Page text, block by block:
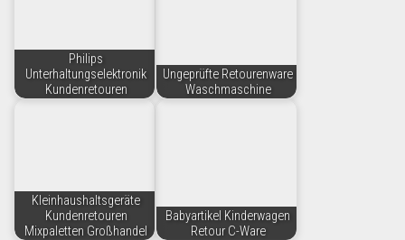
Philips
Unterhaltungselektronik
Kundenretouren
Ungeprüfte Retourenware
Waschmaschine
Kleinhaushaltsgeräte
Kundenretouren
Mixpaletten Großhandel
Babyartikel Kinderwagen
Retour C-Ware